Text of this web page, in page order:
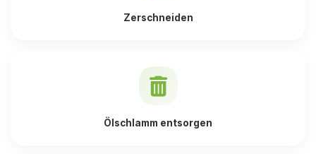
Zerschneiden
Ölschlamm entsorgen